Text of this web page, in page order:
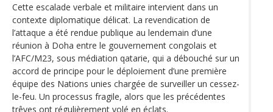
Cette escalade verbale et militaire intervient dans un
contexte diplomatique délicat. La revendication de
l’attaque a été rendue publique au lendemain d’une
réunion à Doha entre le gouvernement congolais et
l’AFC/M23, sous médiation qatarie, qui a débouché sur un
accord de principe pour le déploiement d’une première
équipe des Nations unies chargée de surveiller un cessez-
le-feu. Un processus fragile, alors que les précédentes
trêves ont régulièrement volé en éclats.